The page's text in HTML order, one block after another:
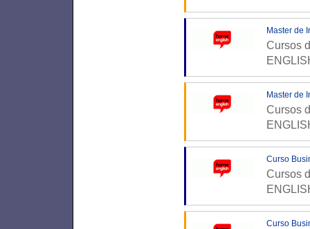
Master de
Cursos
Master de
Cursos
Curso
Cursos
Curso